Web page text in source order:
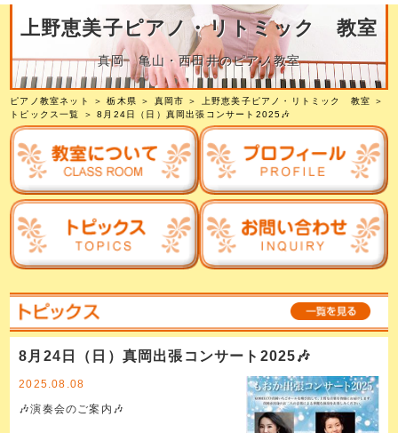
上野恵美子ピアノ・リトミック 教室
真岡 亀山・西田井のピアノ教室
ピアノ教室ネット ＞栃木県 ＞ 真岡市 ＞ 上野恵美子ピアノ・リトミック 教室
＞
トピックス一覧
＞ 8月24日（日）真岡出張コンサート2025🎶
8月24日（日）真岡出張コンサート2025🎶
2025.08.08
🎶演奏会のご案内🎶